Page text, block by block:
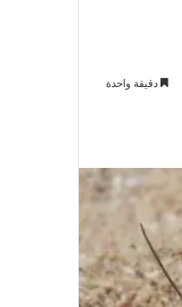
دقيقة واحدة